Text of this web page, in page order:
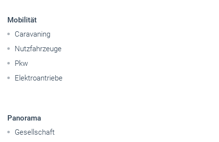
Mobilität
Caravaning
Nutzfahrzeuge
Pkw
Elektroantriebe
Panorama
Gesellschaft